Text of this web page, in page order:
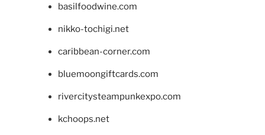
basilfoodwine.com
nikko-tochigi.net
caribbean-corner.com
bluemoongiftcards.com
rivercitysteampunkexpo.com
kchoops.net